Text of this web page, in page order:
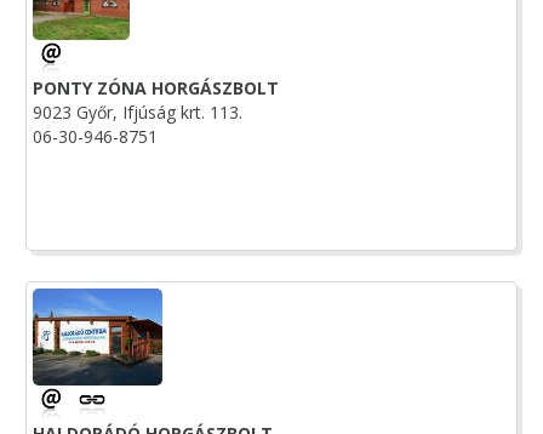
PONTY ZÓNA HORGÁSZBOLT
9023 Győr, Ifjúság krt. 113.
06-30-946-8751